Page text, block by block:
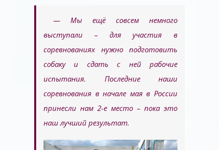
— Мы ещё совсем немного
выступали – для участия в
соревнованиях нужно подготовить
собаку и сдать с ней рабочие
испытания. Последние наши
соревнования в начале мая в России
принесли нам 2-е место – пока это
наш лучший результат.